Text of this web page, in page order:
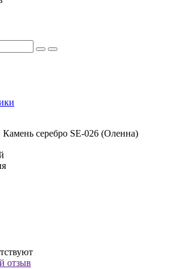
серебро SE-026 (Оленна)
отзыв